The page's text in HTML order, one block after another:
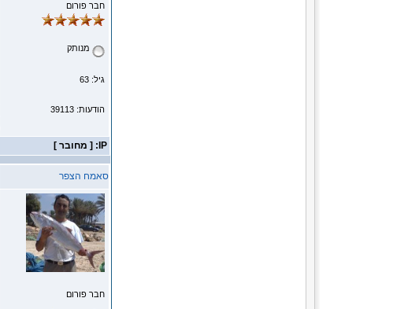
חבר פורום
מנותק
גיל: 63
הודעות: 39113
סאמח הצפר
חבר פורום